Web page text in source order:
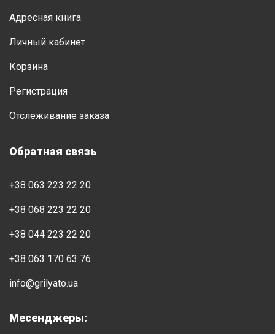
Адресная книга
Личный кабинет
Корзина
Регистрация
Отслеживание заказа
Обратная связь
+38 063 223 22 20
+38 068 223 22 20
+38 044 223 22 20
+38 063 170 63 76
info@grilyato.ua
Месенджеры: